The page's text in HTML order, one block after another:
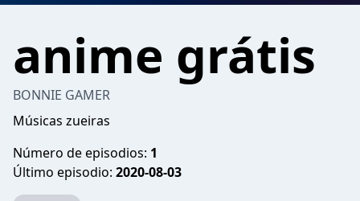
anime grátis
BONNIE GAMER
Músicas zueiras
Número de episodios: 1
Último episodio: 2020-08-03